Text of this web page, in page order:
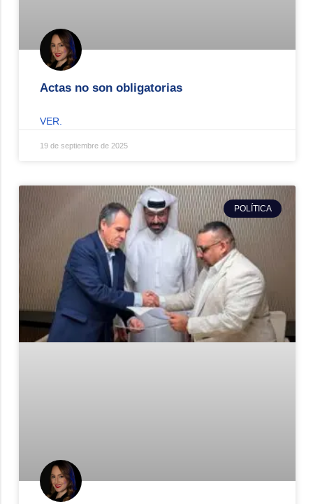
Actas no son obligatorias
VER.
19 de septiembre de 2025
POLÍTICA